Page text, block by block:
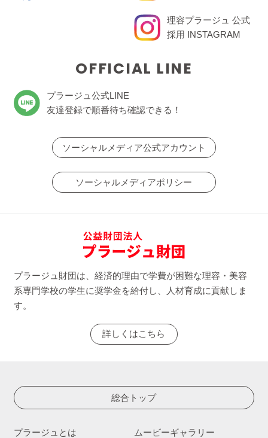
理容プラージュ 公式
採用 INSTAGRAM
OFFICIAL LINE
プラージュ公式LINE
友達登録で順番待ち確認できる！
ソーシャルメディア公式アカウント
ソーシャルメディアポリシー
プラージュ財団は、経済的理由で学費が困難な理容・美容
系専門学校の学生に奨学金を給付し、人材育成に貢献しま
す。
詳しくはこちら
総合トップ
プラージュとは ムービーギャラリー